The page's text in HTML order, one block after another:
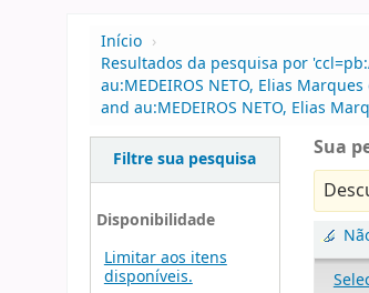
Início ›
Resultados da pesquisa por
au:MEDEIROS NETO, Elias
and au:MEDEIROS NETO, Elias
Filtre sua pesquisa
Disponibilidade
Limitar aos itens
disponíveis.
Sua